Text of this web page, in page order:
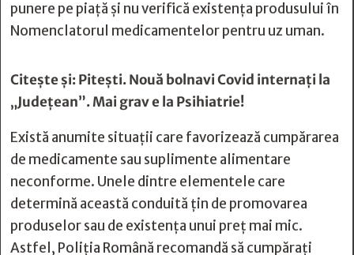
punere pe piață și nu verifică existența produsului în
Nomenclatorul medicamentelor pentru uz uman.
Citește și:Pitești. Nouă bolnavi Covid internați la
„Județean”. Mai grav e la Psihiatrie!
Există anumite situații care favorizează cumpărarea
de medicamente sau suplimente alimentare
neconforme. Unele dintre elementele care
determină această conduită țin de promovarea
produselor sau de existența unui preț mai mic.
Astfel, Poliția Română recomandă să cumpărați